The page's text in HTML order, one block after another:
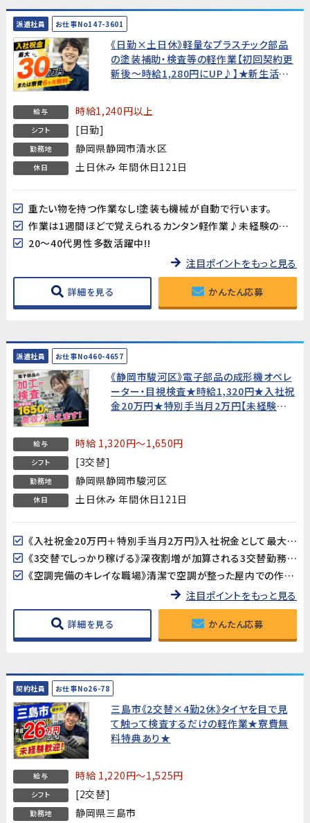
派遣社員 お仕事No147-3601
《日勤×土日休》軽量なプラスチック部品
の塗装補助・検査等の軽作業【初回契約更
新後～時給1,280円にUP♪】★新生活を
給与 時給1,240円以上
シフト [日勤]
勤務地 静岡県静岡市清水区
休日 土日休み 年間休日121日
重たい物を持つ作業なし!塗装も機械が自動で行います。
作業は1週間ほどで覚えられるカンタン軽作業♪未経験の方も大歓迎!
20～40代男性多数活躍中!!
注目ポイントをもっと見る
詳細を見る かんたん応募
派遣社員 お仕事No460-4657
《静岡市駿河区》電子部品の成形機オペレ
ーター・目視検査★時給1,320円★入社祝
金20万円★特別手当月2万円【未経験歓
給与 時給 1,320円～1,650円
シフト [3交替]
勤務地 静岡県静岡市駿河区
休日 土日休み 年間休日121日
《入社祝金20万円＋特別手当月2万円》入社祝金として最大20万円を支給（出勤率規定あり）。さらに入社後1年間は特別手当として月額20,000円が毎月加算されます（出勤率90%以上が対象）。
《3交替でしっかり稼げる》深夜割増が加算される3交替勤務で、調整補助金も含めた月収256,280円以上を目指せます（所定20日・残業20h・深夜36hの場合）。
《空調完備のキレイな職場》清潔で空調が整った屋内での作業です。機械のボタンを押してセットするだけのシンプルな作業で、未経験からでも約1か月で覚えられます。
注目ポイントをもっと見る
詳細を見る かんたん応募
契約社員 お仕事No26-78
三島市《2交替×4勤2休》タイヤを目で見
て触って検査するだけの軽作業★寮費無
料特典あり★
給与 時給 1,220円～1,525円
シフト [2交替]
勤務地 静岡県三島市